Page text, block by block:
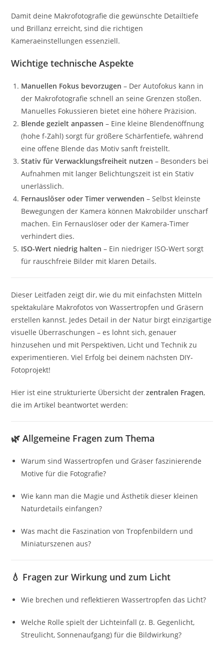
Damit deine Makrofotografie die gewünschte Detailtiefe
und Brillanz erreicht, sind die richtigen
Kameraeinstellungen essenziell.
Wichtige technische Aspekte
Manuellen Fokus bevorzugen – Der Autofokus kann in
der Makrofotografie schnell an seine Grenzen stoßen.
Manuelles Fokussieren bietet eine höhere Präzision.
Blende gezielt anpassen – Eine kleine Blendenöffnung
(hohe f-Zahl) sorgt für größere Schärfentiefe, während
eine offene Blende das Motiv sanft freistellt.
Stativ für Verwacklungsfreiheit nutzen – Besonders bei
Aufnahmen mit langer Belichtungszeit ist ein Stativ
unerlässlich.
Fernauslöser oder Timer verwenden – Selbst kleinste
Bewegungen der Kamera können Makrobilder unscharf
machen. Ein Fernauslöser oder der Kamera-Timer
verhindert dies.
ISO-Wert niedrig halten – Ein niedriger ISO-Wert sorgt
für rauschfreie Bilder mit klaren Details.
Dieser Leitfaden zeigt dir, wie du mit einfachsten Mitteln
spektakuläre Makrofotos von Wassertropfen und Gräsern
erstellen kannst. Jedes Detail in der Natur birgt einzigartige
visuelle Überraschungen – es lohnt sich, genauer
hinzusehen und mit Perspektiven, Licht und Technik zu
experimentieren. Viel Erfolg bei deinem nächsten DIY-
Fotoprojekt!
Hier ist eine strukturierte Übersicht derzentralen Fragen,
die im Artikel beantwortet werden:
🌿Allgemeine Fragen zum Thema
Warum sind Wassertropfen und Gräser faszinierende
Motive für die Fotografie?
Wie kann man die Magie und Ästhetik dieser kleinen
Naturdetails einfangen?
Was macht die Faszination von Tropfenbildern und
Miniaturszenen aus?
💧 Fragen zur Wirkung und zum Licht
Wie brechen und reflektieren Wassertropfen das Licht?
Welche Rolle spielt der Lichteinfall (z. B. Gegenlicht,
Streulicht, Sonnenaufgang) für die Bildwirkung?